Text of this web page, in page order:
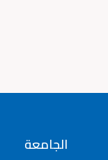
الجامعة